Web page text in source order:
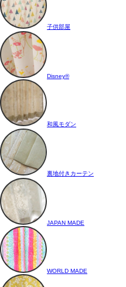
子供部屋
Disney®
和風モダン
裏地付きカーテン
JAPAN MADE
WORLD MADE